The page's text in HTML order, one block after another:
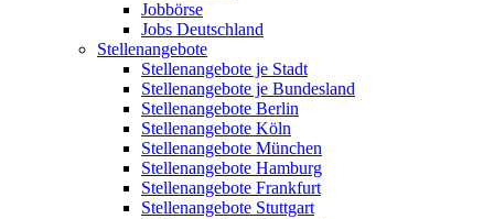
Jobbörse
Jobs Deutschland
Stellenangebote
Stellenangebote je Stadt
Stellenangebote je Bundesland
Stellenangebote Berlin
Stellenangebote Köln
Stellenangebote München
Stellenangebote Hamburg
Stellenangebote Frankfurt
Stellenangebote Stuttgart